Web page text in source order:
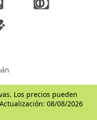
Los precios pueden
08/08/2026